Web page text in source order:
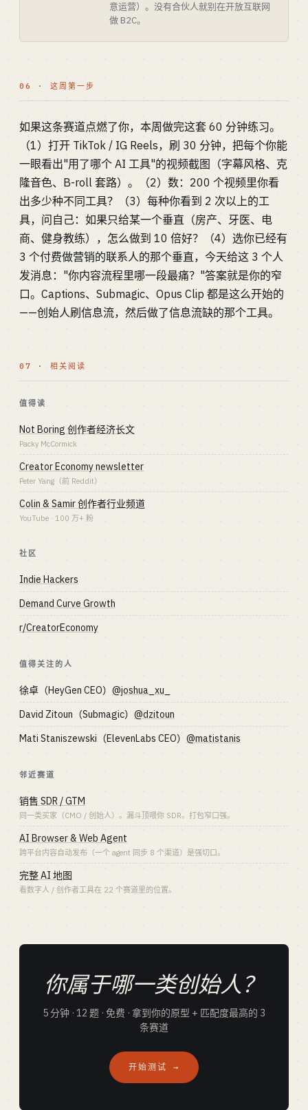
意运营）。没有合伙人就别在开放互联网
做 B2C。
06 · 这周第一步
如果这条赛道点燃了你，本周做完这套 60 分钟练习。
（1）打开 TikTok / IG Reels，刷 30 分钟，把每个你能
一眼看出"用了哪个 AI 工具"的视频截图（字幕风格、克
隆音色、B-roll 套路）。（2）数：200 个视频里你看
出多少种不同工具？（3）每种你看到 2 次以上的工
具，问自己：如果只给某一个垂直（房产、牙医、电
商、健身教练），怎么做到 10 倍好？（4）选你已经有
3 个付费做营销的联系人的那个垂直，今天给这 3 个人
发消息："你内容流程里哪一段最痛？"答案就是你的窄
口。Captions、Submagic、Opus Clip 都是这么开始的
——创始人刷信息流，然后做了信息流缺的那个工具。
07 · 相关阅读
值得读
Not Boring 创作者经济长文
Packy McCormick
Creator Economy newsletter
Peter Yang（前 Reddit）
Colin & Samir 创作者行业频道
YouTube · 100 万+ 粉
社区
Indie Hackers
Demand Curve Growth
r/CreatorEconomy
值得关注的人
徐卓（HeyGen CEO） @joshua_xu_
David Zitoun（Submagic） @dzitoun
Mati Staniszewski（ElevenLabs CEO） @matistanis
邻近赛道
销售 SDR / GTM
同一类买家（CMO / 创始人）。漏斗顶喂你 SDR。打包窄口强。
AI Browser & Web Agent
跨平台内容自动发布（一个 agent 同步 8 个渠道）是强切口。
完整 AI 地图
看数字人 / 创作者工具在 22 个赛道里的位置。
你属于哪一类创始人？
5 分钟 · 12 题 · 免费 · 拿到你的原型 + 匹配度最高的 3
条赛道
开始测试 →